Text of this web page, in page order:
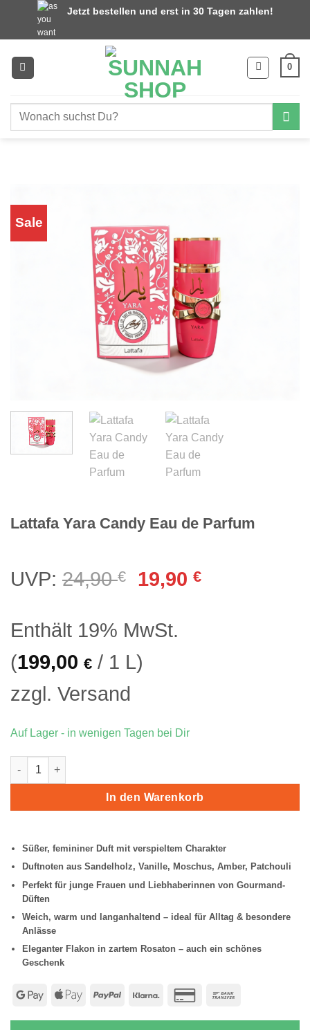
springen
Jetzt bestellen und erst in 30 Tagen zahlen!
0
Suchen
Sale
Lattafa Yara Candy Eau de Parfum
UVP: 24,90€
Ursprünglicher
24,90 €
19,90 €Aktueller
Enthält 19% MwSt.
(199,00 € / 1 L)
zzgl. Versand
Auf Lager - in wenigen Tagen bei Dir
Lattafa Yara Candy Eau de Parfum Menge
In den Warenkorb
Süßer, femininer Duft mit verspieltem Charakter
Duftnoten aus Sandelholz, Vanille, Moschus, Amber, Patchouli
Perfekt für junge Frauen und Liebhaberinnen von Gourmand-
Düften
Weich, warm und langanhaltend – ideal für Alltag & besondere
Anlässe
Eleganter Flakon in zartem Rosaton – auch ein schönes
Geschenk
Google Apple
PayPal Klarna
Credit